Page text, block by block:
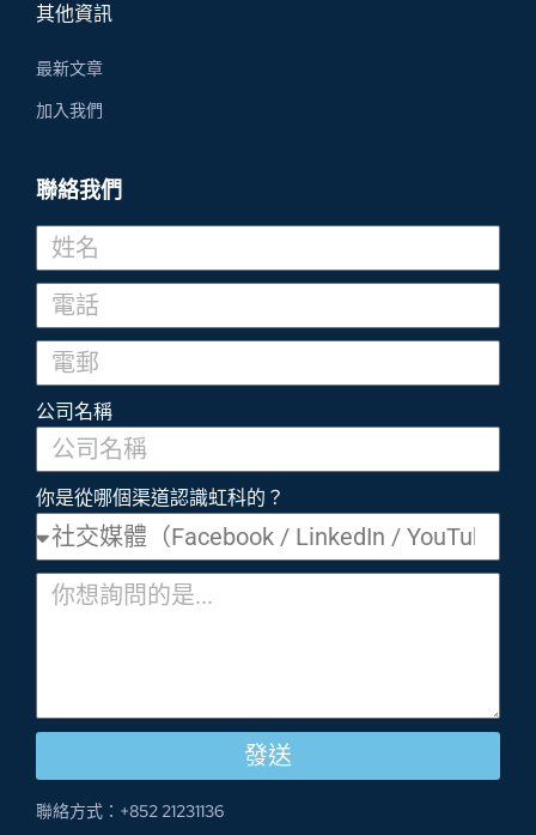
其他資訊
最新文章
加入我們
聯絡我們
公司名稱
你是從哪個渠道認識虹科的？
發送
聯絡方式：+852 21231136